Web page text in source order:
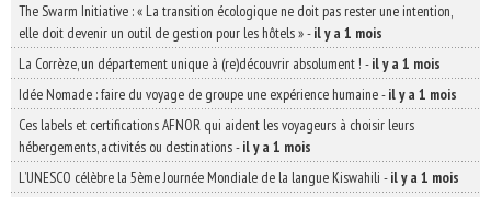
The Swarm Initiative : « La transition écologique ne doit pas rester une intention,
elle doit devenir un outil de gestion pour les hôtels »-il y a 1 mois
La Corrèze, un département unique à (re)découvrir absolument ! -il y a 1 mois
Idée Nomade : faire du voyage de groupe une expérience humaine-il y a 1 mois
Ces labels et certifications AFNOR qui aident les voyageurs à choisir leurs
hébergements, activités ou destinations-il y a 1 mois
L’UNESCO célèbre la 5ème Journée Mondiale de la langue Kiswahili -il y a 1 mois